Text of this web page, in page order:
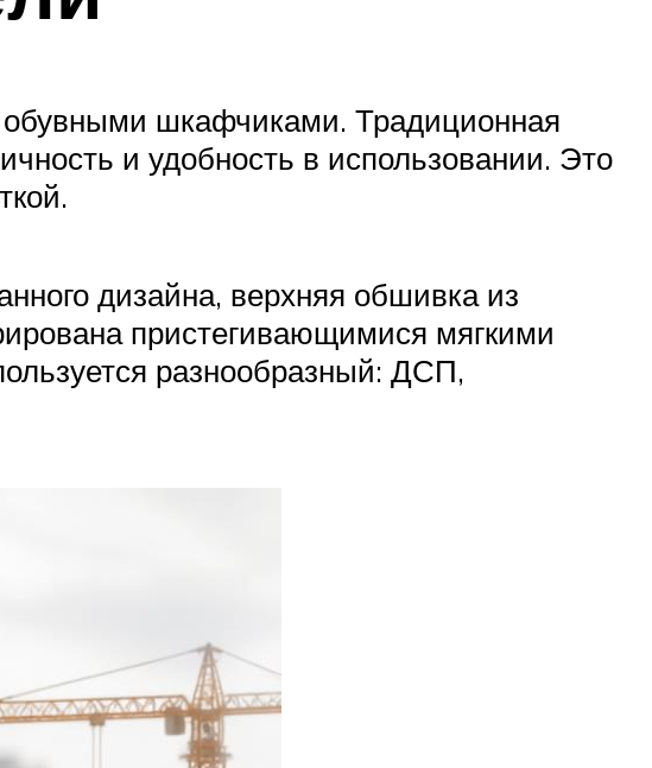
обувными шкафчиками. Традиционная
и удобность в использовании. Это
дизайна, верхняя обшивка из
пристегивающимися мягкими
разнообразный: ДСП,